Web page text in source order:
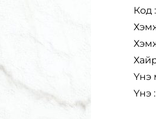
Код
Үнэ
Үнэ